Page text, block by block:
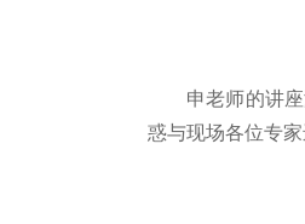
申老师的讲
惑与现场各位专家